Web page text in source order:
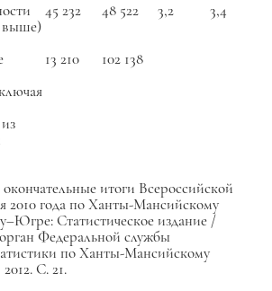
выше)
45 232 48 522 3,2 3,4
13 210 102 138
итоги Всероссийской
2010 года по Ханты-Мансийскому
Статистическое издание /
Федеральной службы
по Ханты-Мансийскому
С. 21.